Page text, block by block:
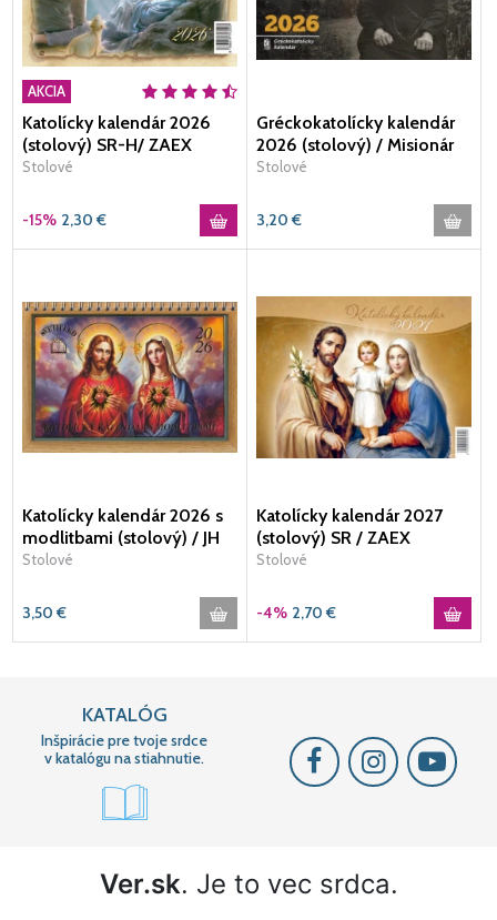
AKCIA
Katolícky kalendár 2026
(stolový) SR-H/ ZAEX
Stolové
-15% 2,30 €
Gréckokatolícky kalendár
2026 (stolový) / Misionár
Stolové
3,20 €
Katolícky kalendár 2026 s
modlitbami (stolový) / JH
Stolové
3,50 €
Katolícky kalendár 2027
(stolový) SR / ZAEX
Stolové
-4% 2,70 €
KATALÓG
Inšpirácie pre tvoje srdce
v katalógu na stiahnutie.
Ver.sk. Je to vec srdca.